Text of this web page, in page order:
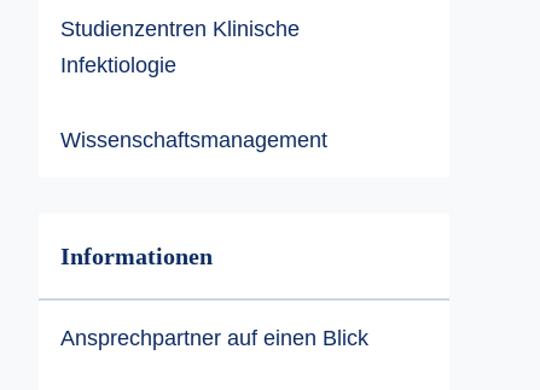
Studienzentren Klinische
Infektiologie
Wissenschaftsmanagement
Informationen
Ansprechpartner auf einen Blick